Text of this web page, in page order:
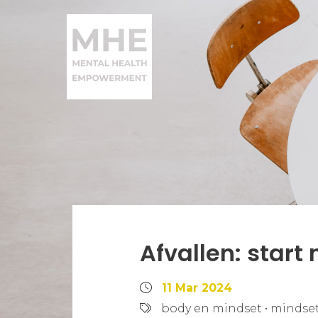
Afvallen: start
11 Mar 2024
body en mindset •